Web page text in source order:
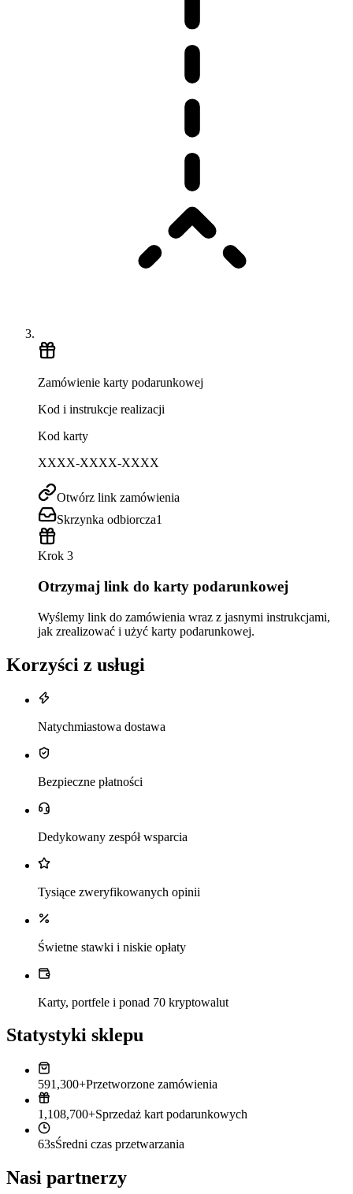
Zamówienie karty podarunkowej
Kod i instrukcje realizacji
Kod karty
XXXX-XXXX-XXXX
Otwórz link zamówienia
Skrzynka odbiorcza1
Krok 3
Otrzymaj link do karty podarunkowej
Wyślemy link do zamówienia wraz z jasnymi instrukcjami,
jak zrealizować i użyć karty podarunkowej.
Korzyści z usługi
Natychmiastowa dostawa
Bezpieczne płatności
Dedykowany zespół wsparcia
Tysiące zweryfikowanych opinii
Świetne stawki i niskie opłaty
Karty, portfele i ponad 70 kryptowalut
Statystyki sklepu
591,300+Przetworzone zamówienia
1,108,700+Sprzedaż kart podarunkowych
63sŚredni czas przetwarzania
Nasi partnerzy